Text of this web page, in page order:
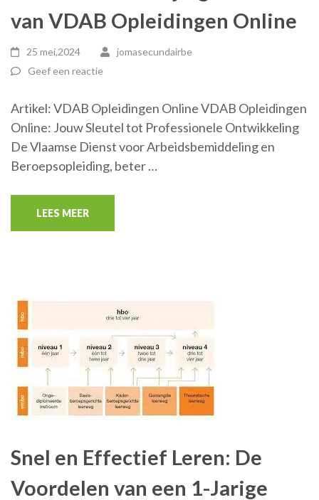
van VDAB Opleidingen Online
25 mei,2024
jomasecundairbe
Geef een reactie
Artikel: VDAB Opleidingen Online VDAB Opleidingen
Online: Jouw Sleutel tot Professionele Ontwikkeling
De Vlaamse Dienst voor Arbeidsbemiddeling en
Beroepsopleiding, beter …
LEES MEER
Snel en Effectief Leren: De
Voordelen van een 1-Jarige